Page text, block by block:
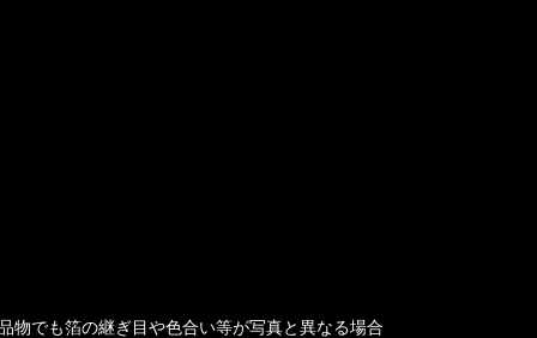
物でも箔の継ぎ目や色合い等が写真と異なる場合